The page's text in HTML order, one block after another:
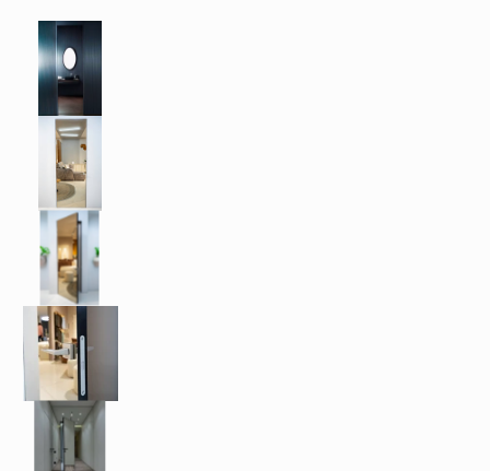
MODULA 47 OGLINDĂ media thumbnails